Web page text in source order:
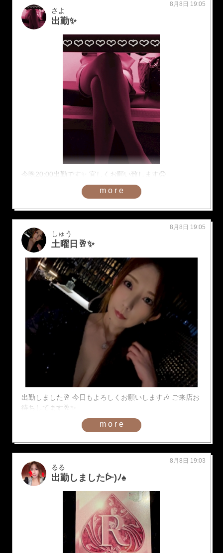
さよ
出勤✨
8月8日 19:05
今晩20:00出勤です✨ 宜しくお願い致します😊
more
しゅう
土曜日🥂✨
8月8日 19:05
出勤しました🥂 今日もよろしくお願いします🎶 ご来店お
待ちしてます🥂✨
more
るる
出勤しましたᐕ)ﾉ♠️
8月8日 19:03